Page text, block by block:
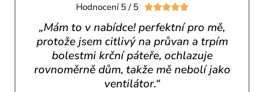
Hodnocení 5 / 5 
„Mám to v nabídce! perfektní pro mě,
protože jsem citlivý na průvan a trpím
bolestmi krční páteře, ochlazuje
rovnoměrně dům, takže mě nebolí jako
ventilátor.“